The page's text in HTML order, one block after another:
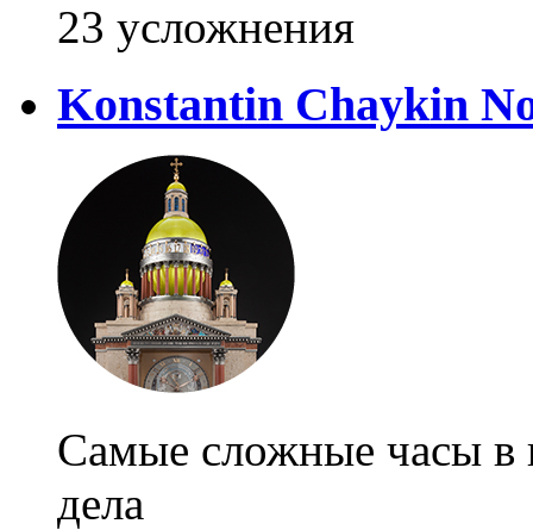
23 усложнения
Konstantin Chaykin
Самые сложные часы в
дела